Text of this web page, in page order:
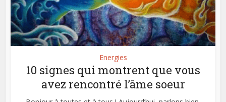
Energies
10 signes qui montrent que vous
avez rencontré l’âme soeur